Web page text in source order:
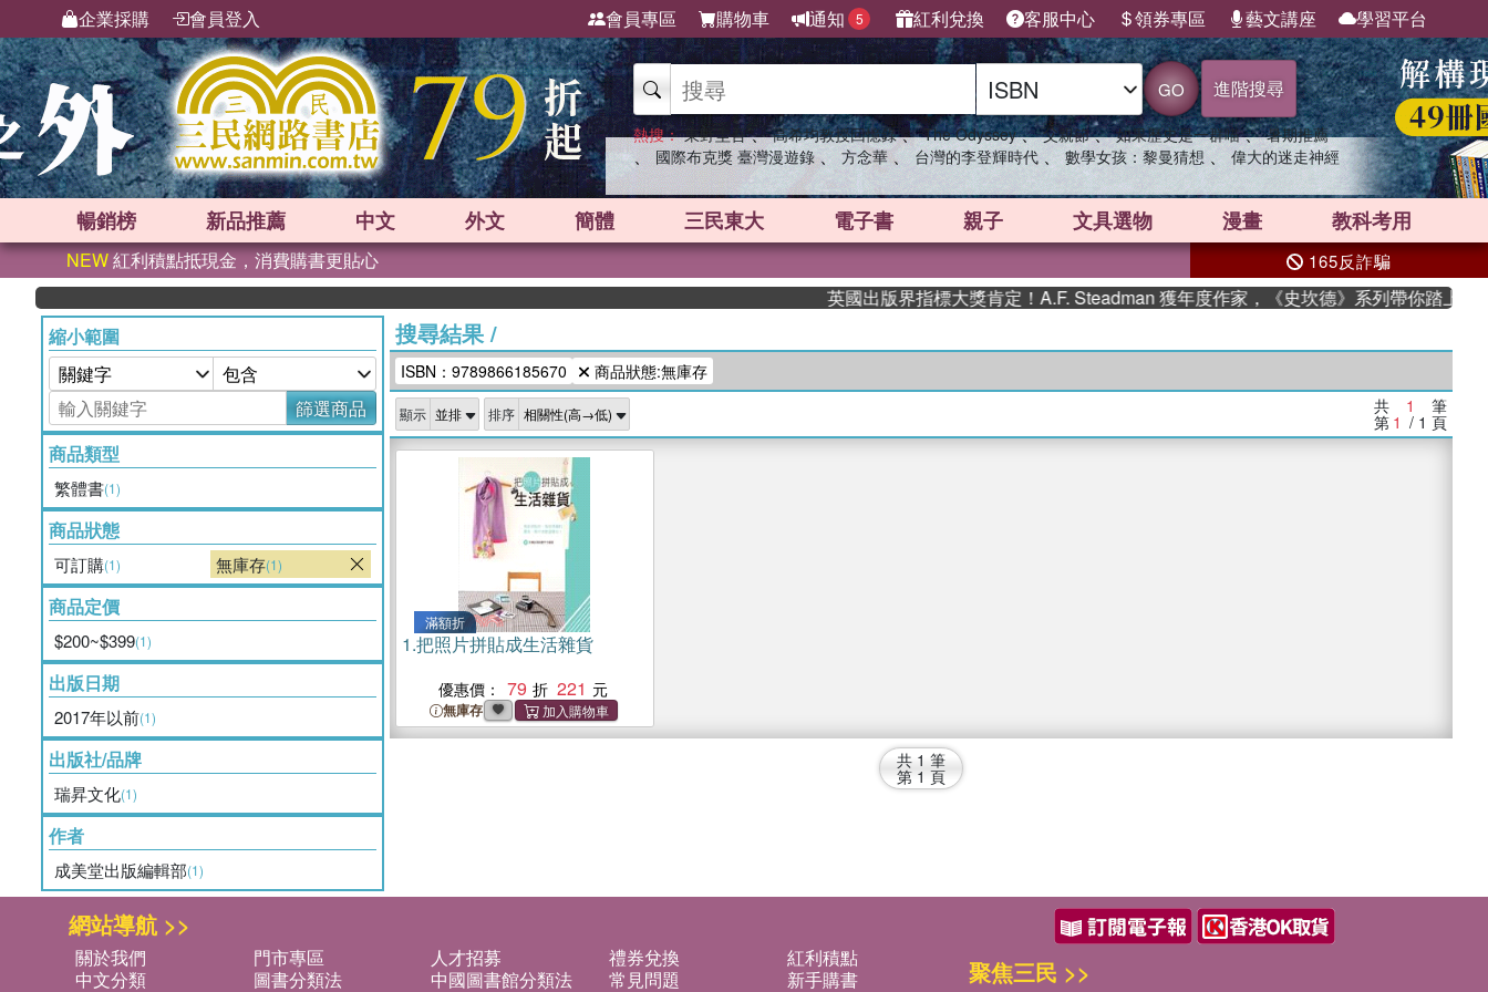
企業採購 會員登入 會員專區 購物車 通知 5 紅利兌換 客服中心 領券專區 藝文講座 學習平台
GO 進階搜尋
熱搜： 東野圭吾 、 高希均教授回憶錄 、 The Odyssey 、 父親節 、 如果歷史是一群喵 、 暑期推薦
、 國際布克獎 臺灣漫遊錄 、 方念華 、 台灣的李登輝時代 、 數學女孩：黎曼猜想 、 偉大的迷走神經
暢銷榜 新品推薦 中文 外文 簡體 三民東大 電子書 親子 文具選物 漫畫 教科考用
NEW紅利積點抵現金，消費購書更貼心 165反詐騙
英國出版界指標大獎肯定！A.F. Steadman 獲年度作家，《史坎德》系列帶你踏上熱血
縮小範圍
篩選商品
商品類型
繁體書(1)
商品狀態
可訂購(1) 無庫存(1)
商品定價
$200~$399(1)
出版日期
2017年以前(1)
出版社/品牌
瑞昇文化(1)
作者
成美堂出版編輯部(1)
搜尋結果/
ISBN：9789866185670 商品狀態:無庫存
顯示 排序 共 1 筆
第 1 / 1 頁
滿額折
1.把照片拼貼成生活雜貨
優惠價： 79 221
無庫存
共 1 筆
第 1 頁
網站導航 >>
關於我們 門市專區 人才招募 禮券兌換
紅利積點
中文分類
圖書分類法 中國圖書館分類法 常見問題
新手購書
聚焦三民 >>